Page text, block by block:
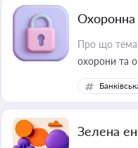
Охоронна
Про що
охорони та
Зелена